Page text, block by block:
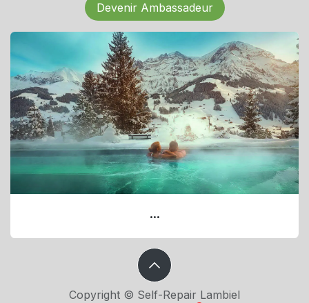
Devenir Ambassadeur
...
Copyright © Self-Repair Lambiel